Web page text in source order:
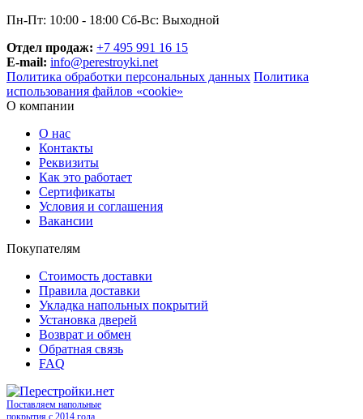
Пн-Пт: 10:00 - 18:00 Сб-Вс: Выходной
Отдел продаж: +7 495 991 16 15
E-mail: info@perestroyki.net
Политика обработки персональных данных Политика
использования файлов «cookie»
О компании
О нас
Контакты
Реквизиты
Как это работает
Сертификаты
Условия и соглашения
Вакансии
Покупателям
Стоимость доставки
Правила доставки
Укладка напольных покрытий
Установка дверей
Возврат и обмен
Обратная связь
FAQ
Поставляем напольные
покрытия с 2014 года.